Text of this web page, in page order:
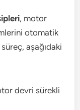
, motor
otomatik
aşağıdaki
devri sürekli